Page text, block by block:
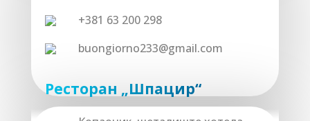
+381 63 200 298
buongiorno233@gmail.com
Ресторан „Шпацир“